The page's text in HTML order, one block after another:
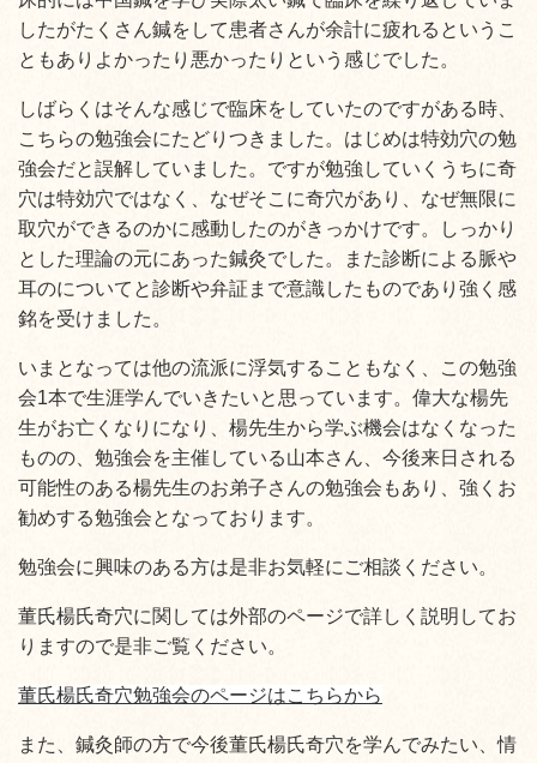
したがたくさん鍼をして患者さんが余計に疲れるというこ
ともありよかったり悪かったりという感じでした。
しばらくはそんな感じで臨床をしていたのですがある時、
こちらの勉強会にたどりつきました。はじめは特効穴の勉
強会だと誤解していました。ですが勉強していくうちに奇
穴は特効穴ではなく、なぜそこに奇穴があり、なぜ無限に
取穴ができるのかに感動したのがきっかけです。しっかり
とした理論の元にあった鍼灸でした。また診断による脈や
耳のについてと診断や弁証まで意識したものであり強く感
銘を受けました。
いまとなっては他の流派に浮気することもなく、この勉強
会1本で生涯学んでいきたいと思っています。偉大な楊先
生がお亡くなりになり、楊先生から学ぶ機会はなくなった
ものの、勉強会を主催している山本さん、今後来日される
可能性のある楊先生のお弟子さんの勉強会もあり、強くお
勧めする勉強会となっております。
勉強会に興味のある方は是非お気軽にご相談ください。
董氏楊氏奇穴に関しては外部のページで詳しく説明してお
りますので是非ご覧ください。
董氏楊氏奇穴勉強会のページはこちらから
また、鍼灸師の方で今後董氏楊氏奇穴を学んでみたい、情